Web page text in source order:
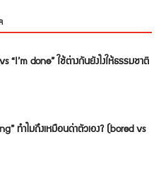
“I’m done” ใช้ต่างกันยังไงให้ธรรมชาติ
ทำไมถึงเหมือนด่าตัวเอง? (bored vs